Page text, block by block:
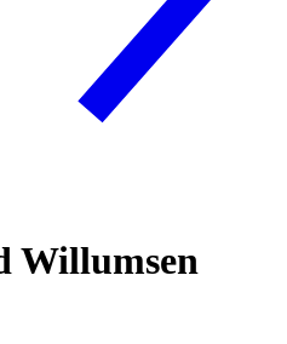
Willumsen